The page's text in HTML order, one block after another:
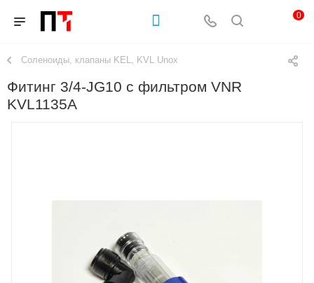
0
Соленоиды, клапаны KEL, KVL Unox
Фитинг 3/4-JG10 с фильтром VNR
KVL1135A